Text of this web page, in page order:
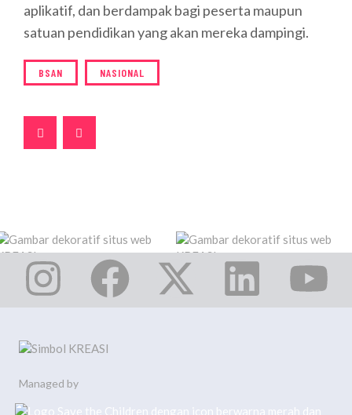
aplikatif, dan berdampak bagi peserta maupun
satuan pendidikan yang akan mereka dampingi.
BSAN NASIONAL
Managed by